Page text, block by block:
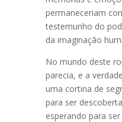
permaneceriam
testemunho do
da imaginação
No mundo deste
parecia, e a
uma cortina de
para ser
esperando para